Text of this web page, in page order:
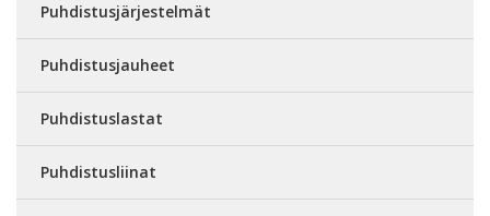
Puhdistusjärjestelmät
Puhdistusjauheet
Puhdistuslastat
Puhdistusliinat